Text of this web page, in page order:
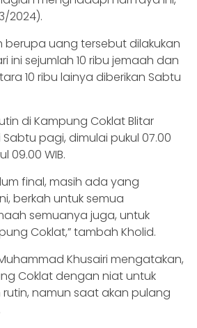
2024).
berupa uang tersebut dilakukan
ini sejumlah 10 ribu jemaah dan
10 ribu lainya diberikan Sabtu
di Kampung Coklat Blitar
pagi, dimulai pukul 07.00
09.00 WIB.
final, masih ada yang
berkah untuk semua
semuanya juga, untuk
Coklat,” tambah Kholid.
Khusairi mengatakan,
Coklat dengan niat untuk
namun saat akan pulang